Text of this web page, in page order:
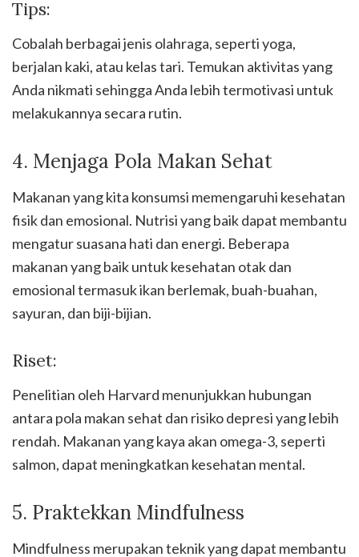
Tips:
Cobalah berbagai jenis olahraga, seperti yoga,
berjalan kaki, atau kelas tari. Temukan aktivitas yang
Anda nikmati sehingga Anda lebih termotivasi untuk
melakukannya secara rutin.
4. Menjaga Pola Makan Sehat
Makanan yang kita konsumsi memengaruhi kesehatan
fisik dan emosional. Nutrisi yang baik dapat membantu
mengatur suasana hati dan energi. Beberapa
makanan yang baik untuk kesehatan otak dan
emosional termasuk ikan berlemak, buah-buahan,
sayuran, dan biji-bijian.
Riset:
Penelitian oleh Harvard menunjukkan hubungan
antara pola makan sehat dan risiko depresi yang lebih
rendah. Makanan yang kaya akan omega-3, seperti
salmon, dapat meningkatkan kesehatan mental.
5. Praktekkan Mindfulness
Mindfulness merupakan teknik yang dapat membantu